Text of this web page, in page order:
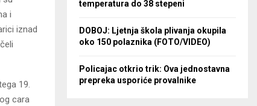
i
iznad
19.
cara
temperatura do 38 stepeni
DOBOJ: Ljetnja škola plivanja okupila
oko 150 polaznika (FOTO/VIDEO)
Policajac otkrio trik: Ova jednostavna
prepreka usporiće provalnike